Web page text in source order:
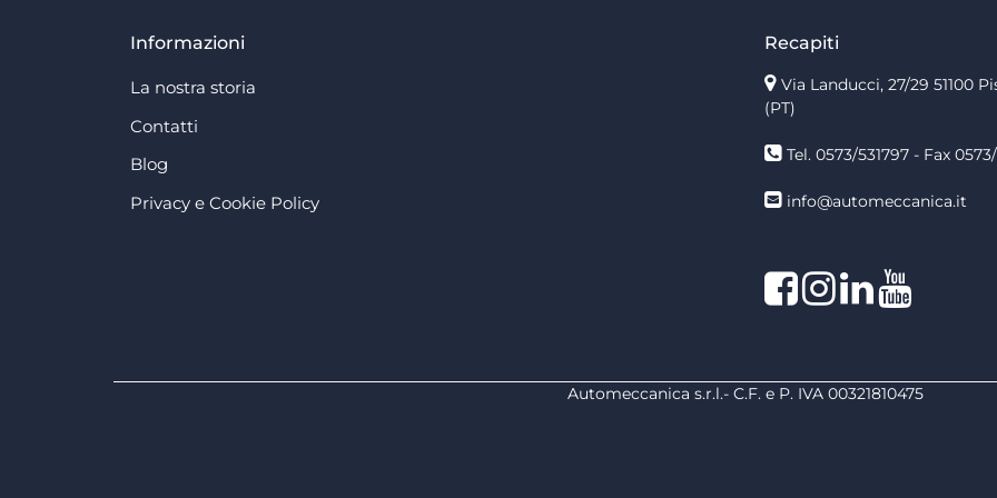
Informazioni
La nostra storia
Contatti
Blog
Privacy e Cookie Policy
Recapiti
Via Landucci, 27/29 51100
(PT)
Tel. 0573/531797 - Fax 0573/
info@automeccanica.it
FacebookInstagram
linkedin
Automeccanica s.r.l.- C.F. e P. IVA 00321810475